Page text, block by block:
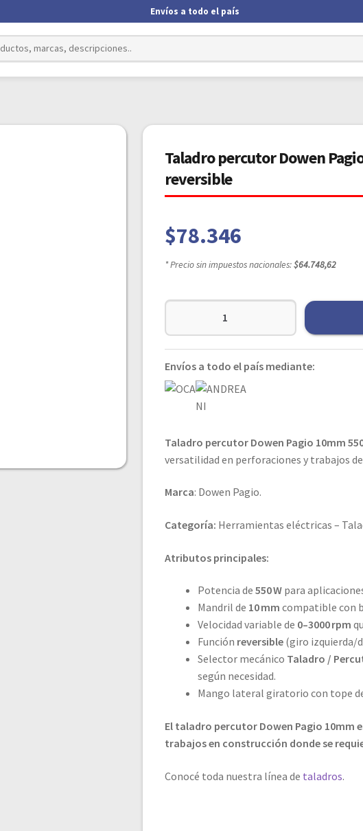
Envíos a todo el país
Taladro percutor Dowen
reversible
$78.346
* Precio sin impuestos nacionales:$64.748,62
Envíos a todo el país mediante:
Taladro percutor Dowen Pagio 10mm
versatilidad en perforaciones y trabajos
Marca: Dowen Pagio.
Categoría: Herramientas eléctricas –
Atributos principales:
Potencia de550 W para
Mandril de 10 mm compatible con
Velocidad variable de 0–3000 rpm
Función reversible (giro izquierda/
Selector mecánico Taladro /
según necesidad.
Mango lateral giratorio con tope
El taladro percutor Dowen Pagio
trabajos en construcción donde se
Conocé toda nuestra línea de taladros.